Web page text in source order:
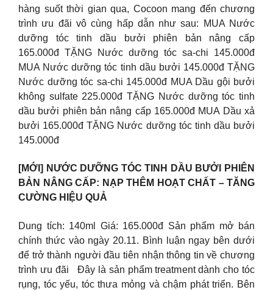
hàng suốt thời gian qua, Cocoon mang đến chương
trình ưu đãi vô cùng hấp dẫn như sau: MUA Nước
dưỡng tóc tinh dầu bưởi phiên bản nâng cấp
165.000đ TẶNG Nước dưỡng tóc sa-chi 145.000đ
MUA Nước dưỡng tóc tinh dầu bưởi 145.000đ TẶNG
Nước dưỡng tóc sa-chi 145.000đ MUA Dầu gội bưởi
không sulfate 225.000đ TẶNG Nước dưỡng tóc tinh
dầu bưởi phiên bản nâng cấp 165.000đ MUA Dầu xả
bưởi 165.000đ TẶNG Nước dưỡng tóc tinh dầu bưởi
145.000đ
[MỚI] NƯỚC DƯỠNG TÓC TINH DẦU BƯỞI PHIÊN
BẢN NÂNG CẤP: NẠP THÊM HOẠT CHẤT – TĂNG
CƯỜNG HIỆU QUẢ
Dung tích: 140ml Giá: 165.000đ Sản phẩm mở bán
chính thức vào ngày 20.11. Bình luận ngay bên dưới
để trở thành người đầu tiên nhận thông tin về chương
trình ưu đãi Đây là sản phẩm treatment dành cho tóc
rụng, tóc yếu, tóc thưa mỏng và chậm phát triển. Bên